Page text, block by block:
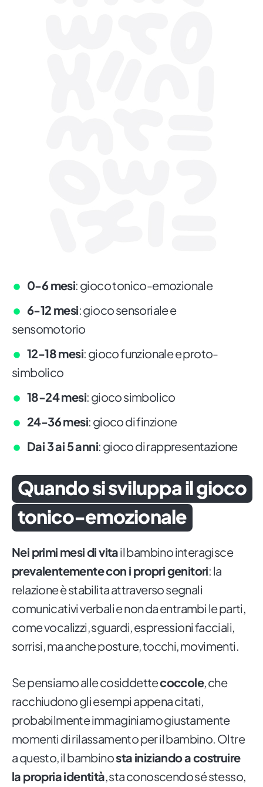
0-6 mesi: gioco tonico-emozionale
6-12 mesi: gioco sensoriale e
sensomotorio
12-18 mesi: gioco funzionale e proto-
simbolico
18-24 mesi: gioco simbolico
24-36 mesi: gioco di finzione
Dai 3 ai 5 anni: gioco di rappresentazione
Quando si sviluppa il gioco
tonico-emozionale
Nei primi mesi di vitail bambino interagisce
prevalentemente con i propri genitori: la
relazione è stabilita attraverso segnali
comunicativi verbali e non da entrambi le parti,
come vocalizzi, sguardi, espressioni facciali,
sorrisi, ma anche posture, tocchi, movimenti.
Se pensiamo alle cosiddettecoccole, che
racchiudono gli esempi appena citati,
probabilmente immaginiamo giustamente
momenti di rilassamento per il bambino. Oltre
a questo, il bambinosta iniziando a costruire
la propria identità, sta conoscendo sé stesso,